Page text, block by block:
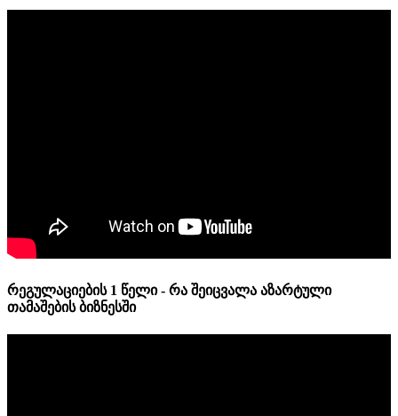
რეგულაციების 1 წელი - რა შეიცვალა აზარტული
თამაშების ბიზნესში